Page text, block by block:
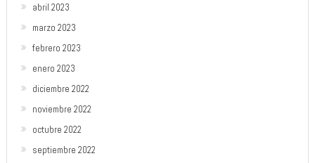
abril 2023
marzo 2023
febrero 2023
enero 2023
diciembre 2022
noviembre 2022
octubre 2022
septiembre 2022